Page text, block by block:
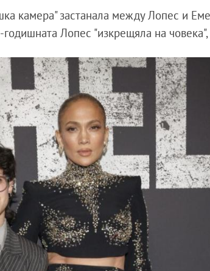
камера" застанала между Лопес и
годишната Лопес "изкрещяла на човека",